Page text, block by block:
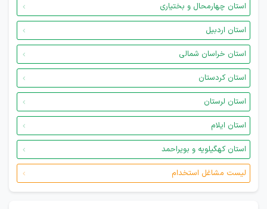
استان چهارمحال و بختیاری
استان اردبیل
استان خراسان شمالی
استان کردستان
استان لرستان
استان ایلام
استان کهگیلویه و بویراحمد
لیست مشاغل استخدام